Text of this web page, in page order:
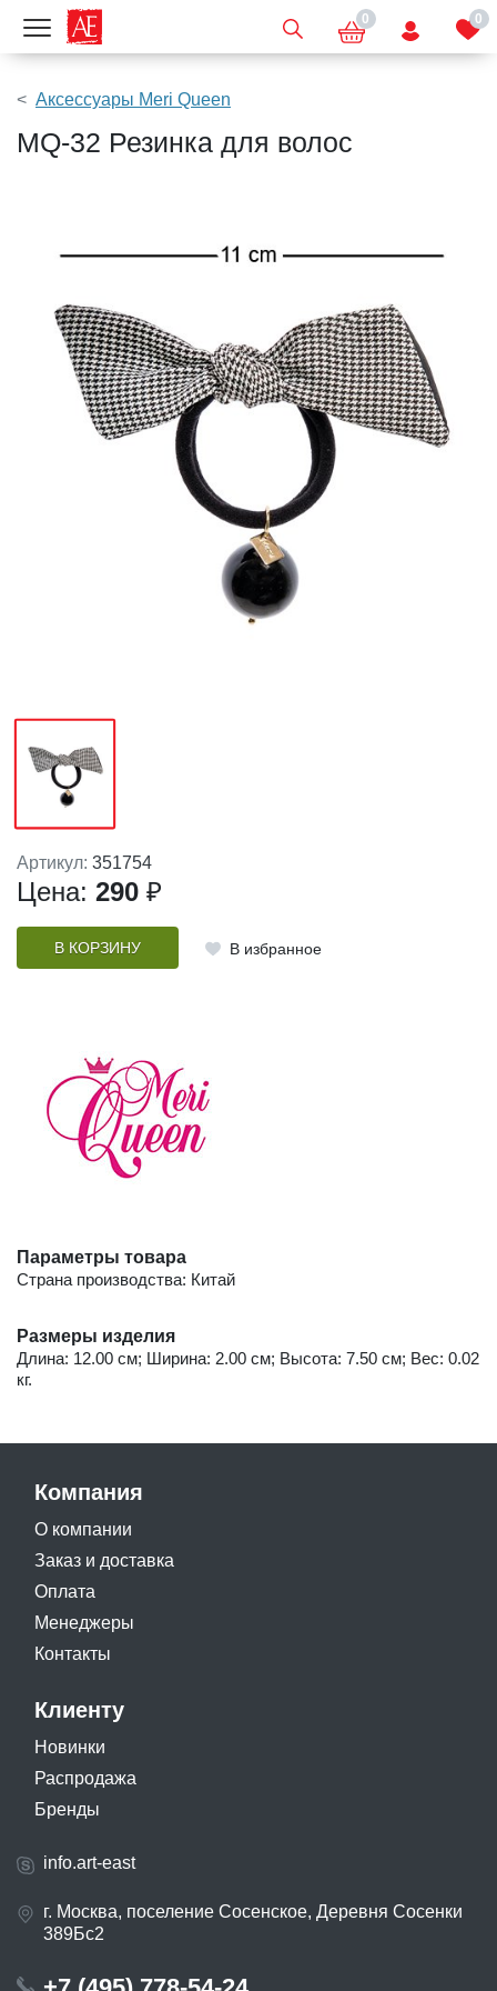
Показать меню 0 0
Аксессуары Meri Queen
MQ-32 Резинка для волос
Артикул: 351754
Цена: 290 ₽
В КОРЗИНУ В избранное
Параметры товара
Страна производства: Китай
Размеры изделия
Длина: 12.00 см; Ширина: 2.00 см; Высота: 7.50 см; Вес: 0.02
кг.
Компания
О компании
Заказ и доставка
Оплата
Менеджеры
Контакты
Клиенту
Новинки
Распродажа
Бренды
info.art-east
г. Москва, поселение Сосенское, Деревня Сосенки
389Бс2